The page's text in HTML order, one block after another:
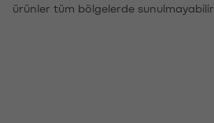
ürünler tüm bölgelerde sunulmayabilir.